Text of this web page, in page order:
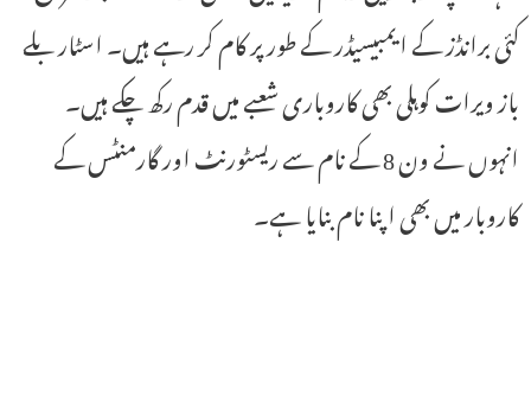
کئی برانڈز کے ایمبیسیڈر کے طور پر کام کر رہے ہیں۔ اسٹار بلے
باز ویرات کوہلی بھی کاروباری شعبے میں قدم رکھ چکے ہیں۔
انہوں نے ون 8 کے نام سے ریسٹورنٹ اور گارمنٹس کے
کاروبار میں بھی اپنا نام بنایا ہے۔